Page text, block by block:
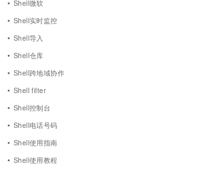
Shell微软
Shell实时监控
Shell导入
Shell仓库
Shell跨地域协作
Shell filter
Shell控制台
Shell电话号码
Shell使用指南
Shell使用教程